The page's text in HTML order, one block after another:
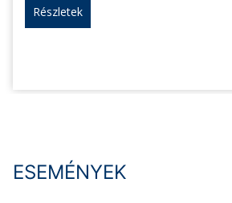
Részletek
ESEMÉNYEK